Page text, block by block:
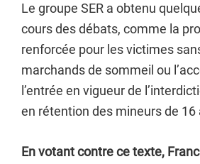
Le groupe SER a obtenu
cours des débats, comme la
renforcée pour les victimes
marchands de sommeil ou
l’entrée en vigueur de
en rétention des mineurs de 16
En votant contre ce texte,